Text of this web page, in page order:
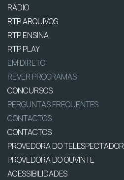
RÁDIO
RTP ARQUIVOS
RTP ENSINA
RTP PLAY
EM DIRETO
REVER PROGRAMAS
CONCURSOS
PERGUNTAS FREQUENTES
CONTACTOS
CONTACTOS
PROVEDORA DO TELESPECTADOR
PROVEDORA DO OUVINTE
ACESSIBILIDADES